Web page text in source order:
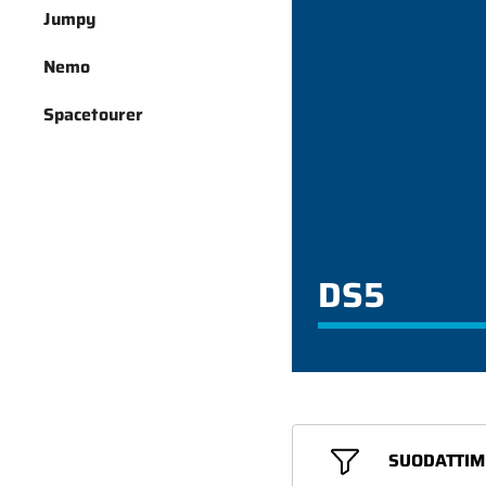
Jumpy
Nemo
Spacetourer
DS5